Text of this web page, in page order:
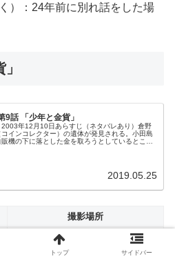
）：24年前に別れ話をした場
9話 「少年と金貨」
2003年12月10日あらすじ（ネタバレあり）倉野
インコレクター）の遺体が発見される。小田島
機の下に落とした金を取ろうとしているところ
2019.05.25
撮影場所
トップ サイドバー